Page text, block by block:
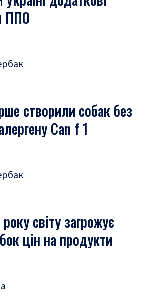
ППО
створили собак без
Can f 1
світу загрожує
цін на продукти